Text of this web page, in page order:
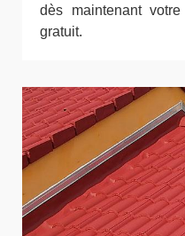
dès maintenant
gratuit.